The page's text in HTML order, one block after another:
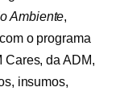
Ambiente,
o programa
Cares, da ADM,
insumos,